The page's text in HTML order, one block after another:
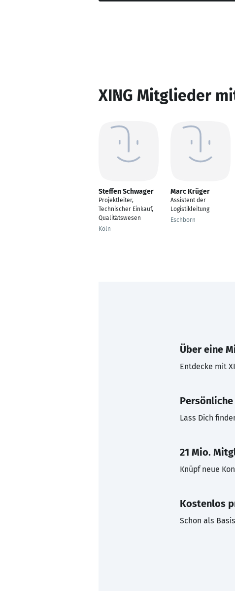
XING Mitglieder
Steffen Schwager
Projektleiter,
Technischer Einkauf,
Qualitätswesen
Köln
Marc Krüger
Assistent der
Logistikleitung
Eschborn
Über eine
Entdecke mit
Lass Dich
21 Mio.
Knüpf neue
Kostenlos
Schon als